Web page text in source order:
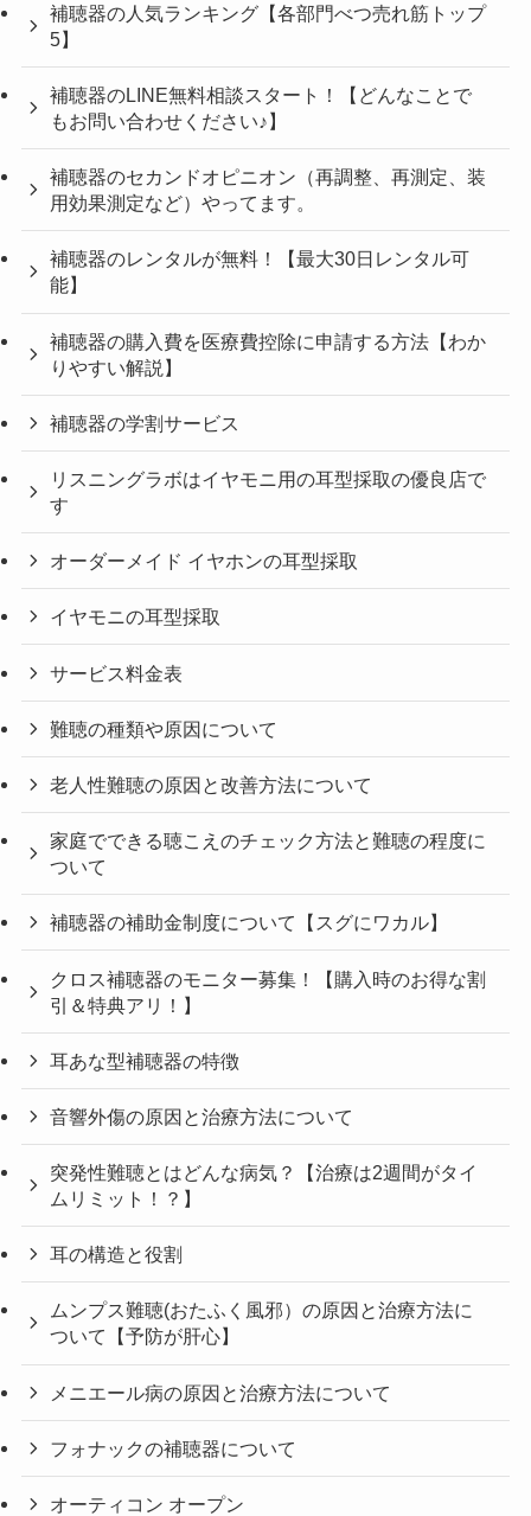
補聴器の人気ランキング【各部門べつ売れ筋トップ
5】
補聴器のLINE無料相談スタート！【どんなことで
もお問い合わせください♪】
補聴器のセカンドオピニオン（再調整、再測定、装
用効果測定など）やってます。
補聴器のレンタルが無料！【最大30日レンタル可
能】
補聴器の購入費を医療費控除に申請する方法【わか
りやすい解説】
補聴器の学割サービス
リスニングラボはイヤモニ用の耳型採取の優良店で
す
オーダーメイド イヤホンの耳型採取
イヤモニの耳型採取
サービス料金表
難聴の種類や原因について
老人性難聴の原因と改善方法について
家庭でできる聴こえのチェック方法と難聴の程度に
ついて
補聴器の補助金制度について【スグにワカル】
クロス補聴器のモニター募集！【購入時のお得な割
引＆特典アリ！】
耳あな型補聴器の特徴
音響外傷の原因と治療方法について
突発性難聴とはどんな病気？【治療は2週間がタイ
ムリミット！？】
耳の構造と役割
ムンプス難聴(おたふく風邪）の原因と治療方法に
ついて【予防が肝心】
メニエール病の原因と治療方法について
フォナックの補聴器について
オーティコン オープン